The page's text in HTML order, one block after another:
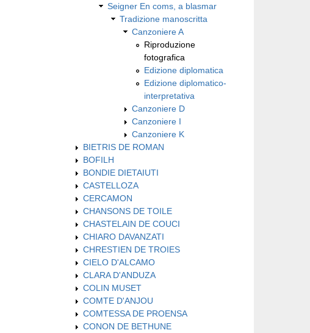
Seigner En coms, a blasmar
Tradizione manoscritta
Canzoniere A
Riproduzione
fotografica
Edizione diplomatica
Edizione diplomatico-
interpretativa
Canzoniere D
Canzoniere I
Canzoniere K
BIETRIS DE ROMAN
BOFILH
BONDIE DIETAIUTI
CASTELLOZA
CERCAMON
CHANSONS DE TOILE
CHASTELAIN DE COUCI
CHIARO DAVANZATI
CHRESTIEN DE TROIES
CIELO D'ALCAMO
CLARA D'ANDUZA
COLIN MUSET
COMTE D'ANJOU
COMTESSA DE PROENSA
CONON DE BETHUNE